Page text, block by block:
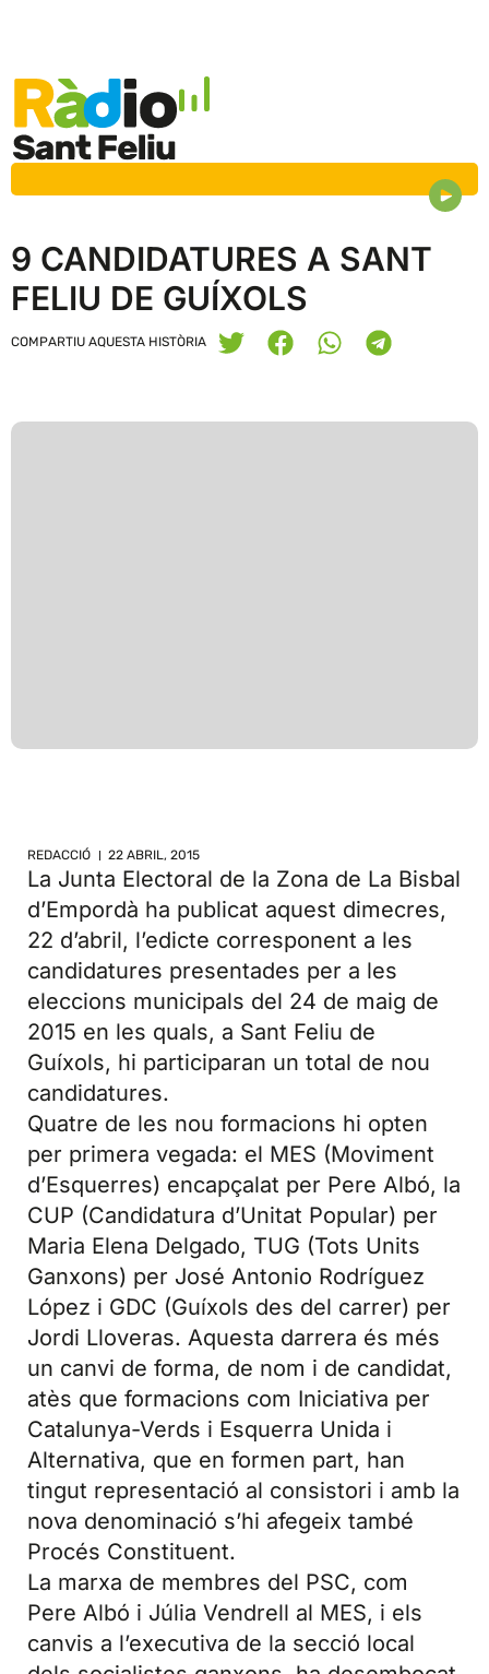
9 CANDIDATURES A SANT
FELIU DE GUÍXOLS
COMPARTIU AQUESTA HISTÒRIA
REDACCIÓ 22 ABRIL, 2015
La Junta Electoral de la Zona de La Bisbal
d’Empordà ha publicat aquest dimecres,
22 d’abril, l’edicte corresponent a les
candidatures presentades per a les
eleccions municipals del 24 de maig de
2015 en les quals, a Sant Feliu de
Guíxols, hi participaran un total de nou
candidatures.
Quatre de les nou formacions hi opten
per primera vegada: el MES (Moviment
d’Esquerres) encapçalat per Pere Albó, la
CUP (Candidatura d’Unitat Popular) per
Maria Elena Delgado, TUG (Tots Units
Ganxons) per José Antonio Rodríguez
López i GDC (Guíxols des del carrer) per
Jordi Lloveras. Aquesta darrera és més
un canvi de forma, de nom i de candidat,
atès que formacions com Iniciativa per
Catalunya-Verds i Esquerra Unida i
Alternativa, que en formen part, han
tingut representació al consistori i amb la
nova denominació s’hi afegeix també
Procés Constituent.
La marxa de membres del PSC, com
Pere Albó i Júlia Vendrell al MES, i els
canvis a l’executiva de la secció local